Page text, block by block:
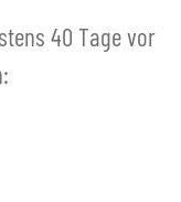
40 Tage vor